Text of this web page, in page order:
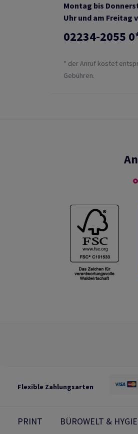
Montag bis
Uhr und am Freitag
02234-2055
* der Anruf kostet
Gebühren.
Flexible Zahlungsarten
PRINT BÜROWELT &